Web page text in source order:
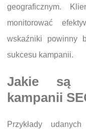
geograficznym.
monitorować
wskaźniki powinny
sukcesu kampanii.
Jakie są
kampanii
Przykłady